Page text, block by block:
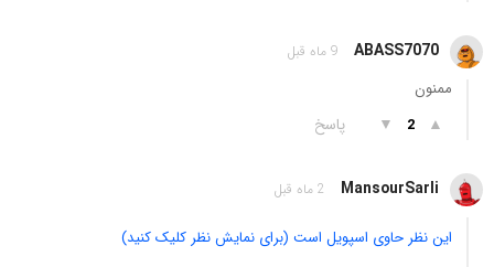
ABASS7070 9 ماه قبل
ممنون
▲
2
▼ پاسخ
MansourSarli 2 ماه قبل
این نظر حاوی اسپویل است (برای نمایش نظر کلیک کنید)